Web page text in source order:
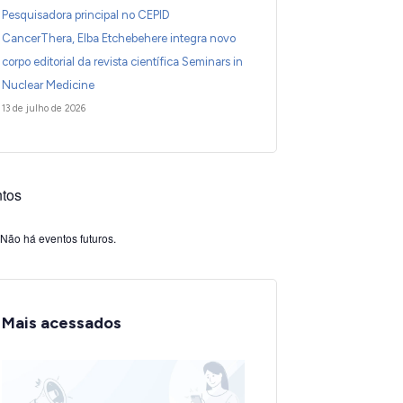
Pesquisadora principal no CEPID
CancerThera, Elba Etchebehere integra novo
corpo editorial da revista científica Seminars in
Nuclear Medicine
13 de julho de 2026
Não há eventos futuros.
Mais acessados